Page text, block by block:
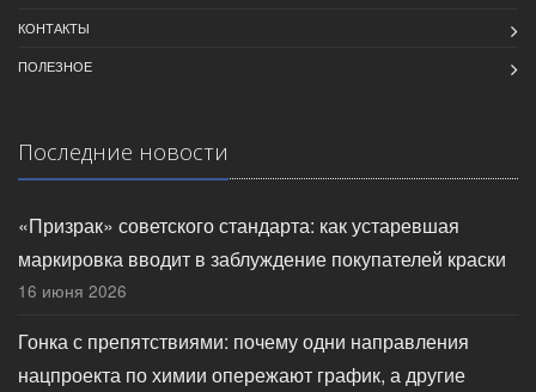
КОНТАКТЫ
ПОЛЕЗНОЕ
Последние новости
«Призрак» советского стандарта: как устаревшая
маркировка вводит в заблуждение покупателей краски
16 июня 2026
Гонка с препятствиями: почему одни направления
нацпроекта по химии опережают график, а другие